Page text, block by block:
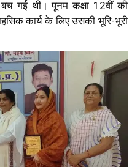
बच गई थी। पूनम कक्षा 12वीं की
कार्य के लिए उसकी भूरि-भूरी